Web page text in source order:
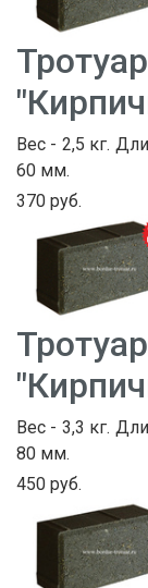
Вес - 2,5 кг.
60 мм.
370 руб.
Вес - 3,3 кг.
80 мм.
450 руб.